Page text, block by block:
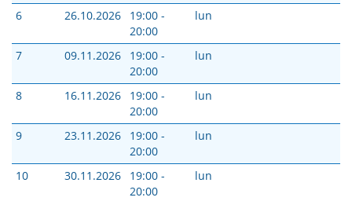
6 26.10.2026
19:00 -
20:00
lun
7 09.11.2026
19:00 -
20:00
lun
8 16.11.2026
19:00 -
20:00
lun
9 23.11.2026
19:00 -
20:00
lun
10 30.11.2026
19:00 -
20:00
lun